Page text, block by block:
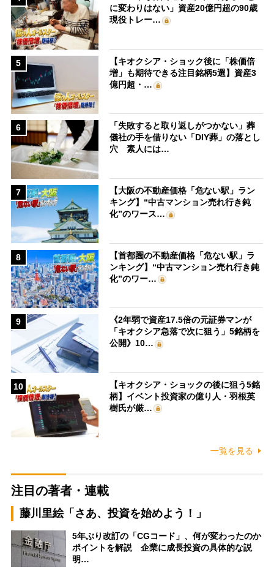
に変わりはない」資産20億円超の90歳
現役トレー…
5
【キオクシア・ショック後に「株価倍
増」も期待できる注目銘柄5選】資産3
億円超・…
6
「失敗すると取り返しがつかない」葬
儀社の手を借りない「DIY葬」の落とし
穴 素人には…
7
【大阪の不動産価格「危ない駅」ラン
キング】“中古マンション売れ行き鈍
化”のワース…
8
【首都圏の不動産価格「危ない駅」ラ
ンキング】“中古マンション売れ行き鈍
化”のワー…
9
《2年弱で資産17.5倍の元証券マンが
「キオクシア急落で次に狙う」5銘柄を
公開》10…
10
【キオクシア・ショックの後に狙う5銘
柄】イベント投資家の億り人・羽根英
樹氏が厳…
一覧を見る
注目の著者・連載
藤川里絵「さあ、投資を始めよう！」
5年ぶり改訂の「CGコード」、何が変わったのか
ポイントを解説 企業に成長投資の具体的な説
明…